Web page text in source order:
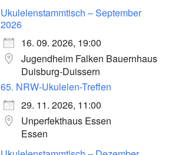
Ukulelenstammtisch – September
2026
16. 09. 2026, 19:00
Jugendheim Falken Bauernhaus
Duisburg-Duissern
65. NRW-Ukulelen-Treffen
29. 11. 2026, 11:00
Unperfekthaus Essen
Essen